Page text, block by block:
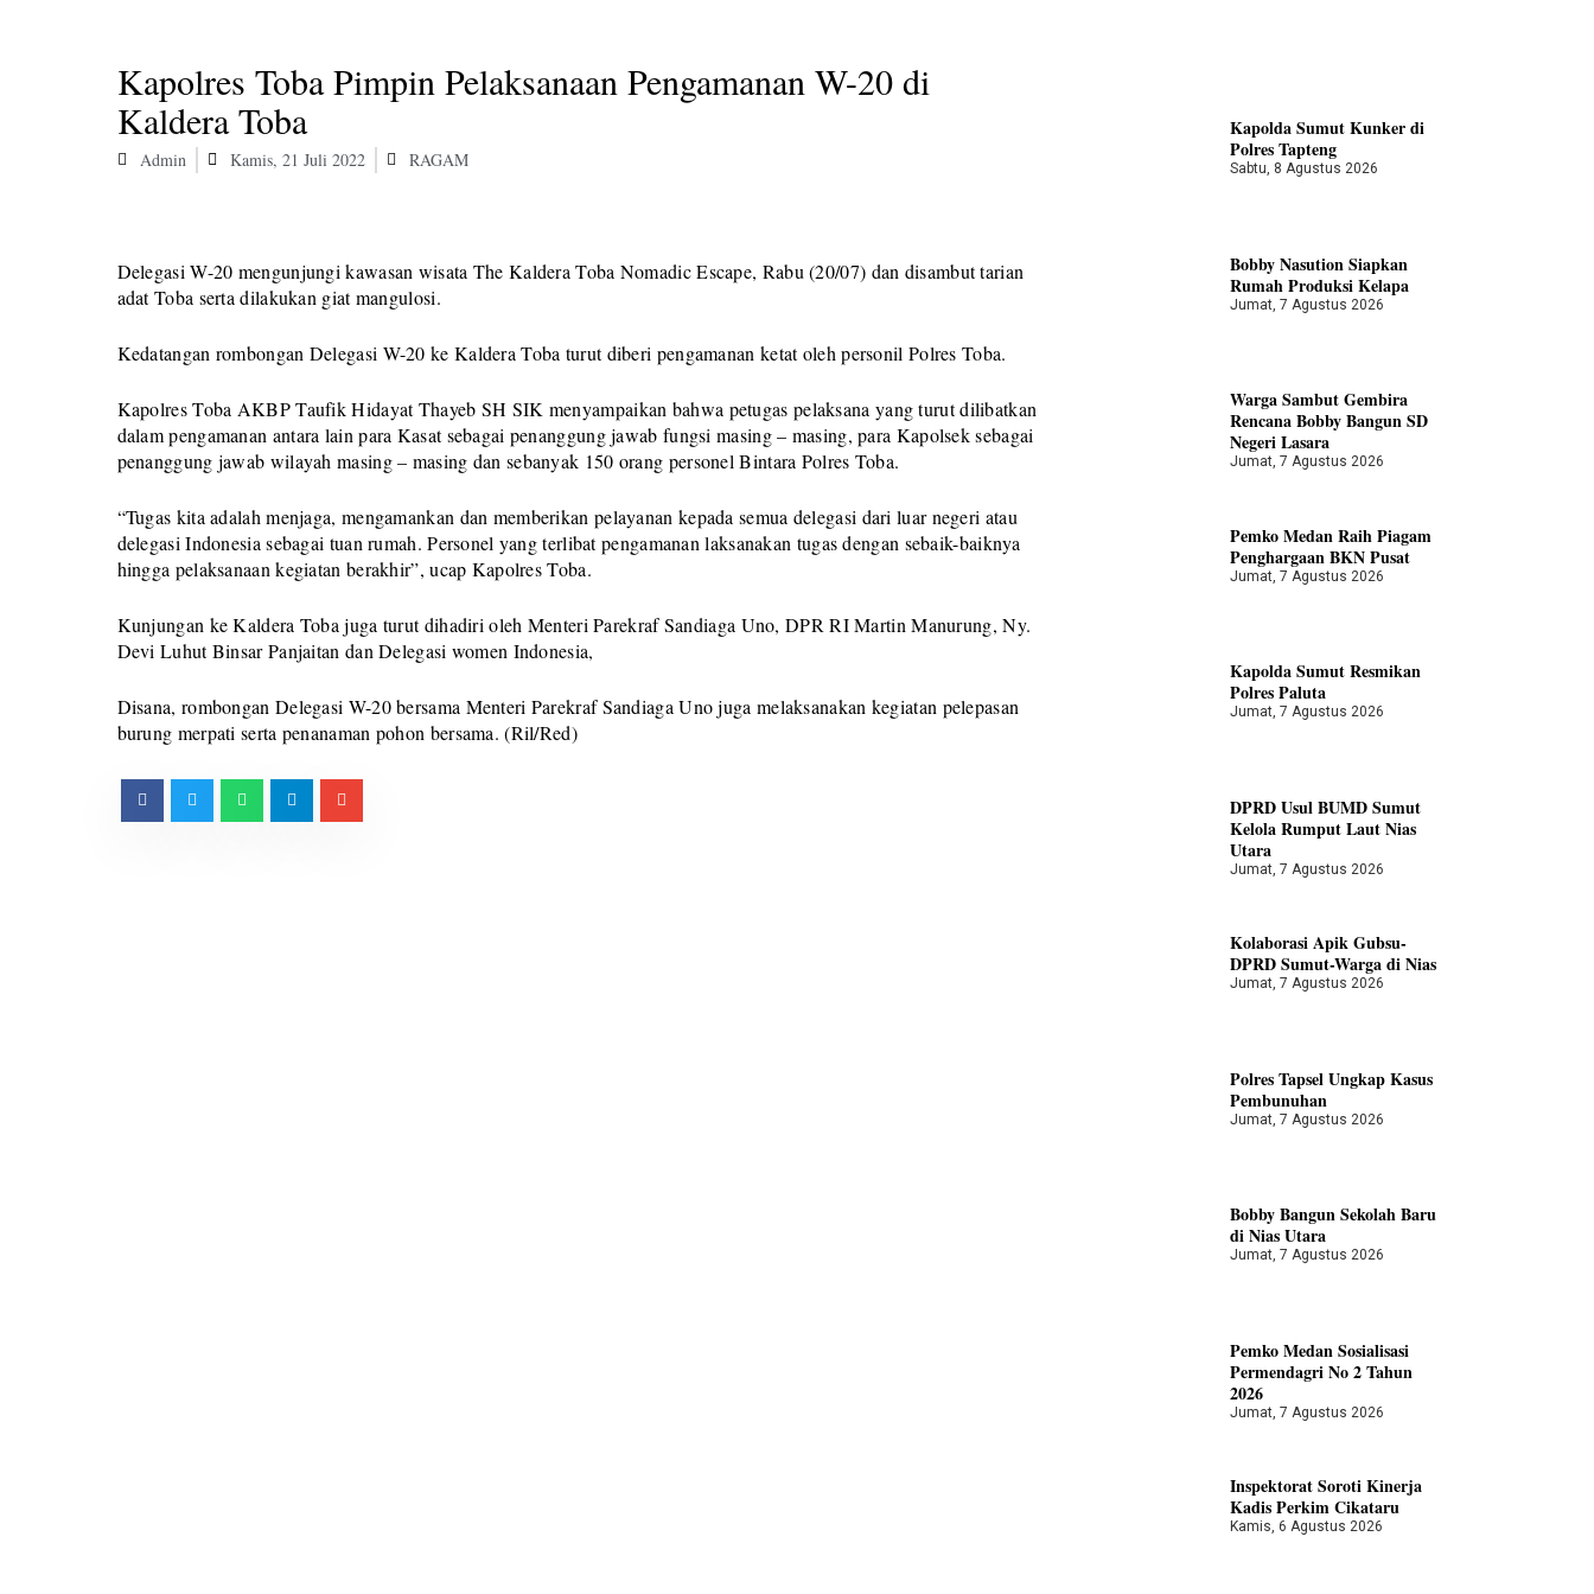
Kapolres Toba Pimpin Pelaksanaan Pengamanan W-20 di
Kaldera Toba
Admin Kamis, 21 Juli 2022 RAGAM
Delegasi W-20 mengunjungi kawasan wisata The Kaldera Toba Nomadic Escape, Rabu (20/07) dan disambut tarian
adat Toba serta dilakukan giat mangulosi.
Kedatangan rombongan Delegasi W-20 ke Kaldera Toba turut diberi pengamanan ketat oleh personil Polres Toba.
Kapolres Toba AKBP Taufik Hidayat Thayeb SH SIK menyampaikan bahwa petugas pelaksana yang turut dilibatkan
dalam pengamanan antara lain para Kasat sebagai penanggung jawab fungsi masing – masing, para Kapolsek sebagai
penanggung jawab wilayah masing – masing dan sebanyak 150 orang personel Bintara Polres Toba.
“Tugas kita adalah menjaga, mengamankan dan memberikan pelayanan kepada semua delegasi dari luar negeri atau
delegasi Indonesia sebagai tuan rumah. Personel yang terlibat pengamanan laksanakan tugas dengan sebaik-baiknya
hingga pelaksanaan kegiatan berakhir”, ucap Kapolres Toba.
Kunjungan ke Kaldera Toba juga turut dihadiri oleh Menteri Parekraf Sandiaga Uno, DPR RI Martin Manurung, Ny.
Devi Luhut Binsar Panjaitan dan Delegasi women Indonesia,
Disana, rombongan Delegasi W-20 bersama Menteri Parekraf Sandiaga Uno juga melaksanakan kegiatan pelepasan
burung merpati serta penanaman pohon bersama. (Ril/Red)
Kapolda Sumut Kunker di
Polres Tapteng
Sabtu, 8 Agustus 2026
Bobby Nasution Siapkan
Rumah Produksi Kelapa
Jumat, 7 Agustus 2026
Warga Sambut Gembira
Rencana Bobby Bangun SD
Negeri Lasara
Jumat, 7 Agustus 2026
Pemko Medan Raih Piagam
Penghargaan BKN Pusat
Jumat, 7 Agustus 2026
Kapolda Sumut Resmikan
Polres Paluta
Jumat, 7 Agustus 2026
DPRD Usul BUMD Sumut
Kelola Rumput Laut Nias
Utara
Jumat, 7 Agustus 2026
Kolaborasi Apik Gubsu-
DPRD Sumut-Warga di Nias
Jumat, 7 Agustus 2026
Polres Tapsel Ungkap Kasus
Pembunuhan
Jumat, 7 Agustus 2026
Bobby Bangun Sekolah Baru
di Nias Utara
Jumat, 7 Agustus 2026
Pemko Medan Sosialisasi
Permendagri No 2 Tahun
2026
Jumat, 7 Agustus 2026
Inspektorat Soroti Kinerja
Kadis Perkim Cikataru
Kamis, 6 Agustus 2026